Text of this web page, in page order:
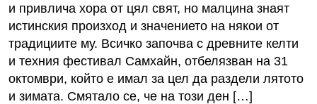
и привлича хора от цял свят, но малцина знаят
истинския произход и значението на някои от
традициите му. Всичко започва с древните келти
и техния фестивал Самхайн, отбелязван на 31
октомври, който е имал за цел да раздели лятото
и зимата. Смятало се, че на този ден […]